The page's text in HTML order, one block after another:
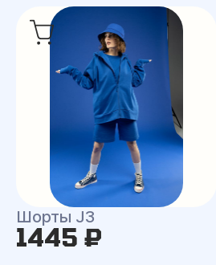
Шорты J3
1445 ₽